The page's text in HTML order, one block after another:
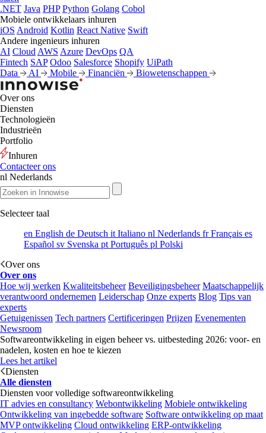
.NET Java PHP Python Golang Cobol
Mobiele ontwikkelaars inhuren
iOS Android Kotlin React Native Swift
Andere ingenieurs inhuren
AI Cloud AWS Azure DevOps QA
Fintech SAP Odoo Salesforce Shopify UiPath
Data
AI Mobile Financiën Biowetenschappen
Over ons
Diensten
Technologieën
Industrieën
Portfolio
Inhuren
Contacteer ons
nl Nederlands
Selecteer taal
en English de Deutsch it Italiano nl Nederlands frFrançais es
Español sv Svenska pt Português pl Polski
Over ons
Over ons
Hoe wij werken Kwaliteitsbeheer Beveiligingsbeheer Maatschappelijk
verantwoord ondernemen Leiderschap Onze experts Blog Tips van
experts
Getuigenissen Tech partners Certificeringen Prijzen Evenementen
Newsroom
Softwareontwikkeling in eigen beheer vs. uitbesteding 2026: voor- en
nadelen, kosten en hoe te kiezen
Lees het artikel
Diensten
Alle diensten
Diensten voor volledige softwareontwikkeling
IT advies en consultancy Webontwikkeling Mobiele ontwikkeling
Ontwikkeling van ingebedde software Software ontwikkeling op maat
MVP ontwikkeling Cloud ontwikkeling ERP-ontwikkeling